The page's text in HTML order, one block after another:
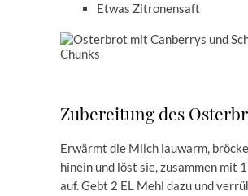
Etwas Zitronensaft
Zubereitung des
Erwärmt die Milch lauwarm,
hinein und löst sie, zusammen mit
auf. Gebt 2 EL Mehl dazu und